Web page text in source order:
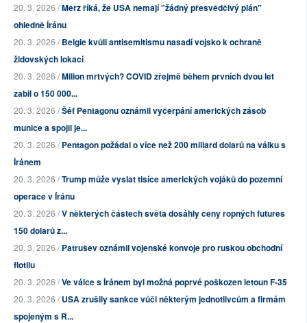
20. 3. 2026 /Merz říká, že USA nemají "žádný přesvědčivý plán"
ohledně Íránu
20. 3. 2026 /Belgie kvůli antisemitismu nasadí vojsko k ochraně
židovských lokací
20. 3. 2026 /Milion mrtvých? COVID zřejmě během prvních dvou let
zabil o 150 000...
20. 3. 2026 /Šéf Pentagonu oznámil vyčerpání amerických zásob
munice a spojil je...
20. 3. 2026 /Pentagon požádal o více než 200 miliard dolarů na válku s
Íránem
20. 3. 2026 /Trump může vyslat tisíce amerických vojáků do pozemní
operace v Íránu
20. 3. 2026 /V některých částech světa dosáhly ceny ropných futures
150 dolarů z...
20. 3. 2026 /Patrušev oznámil vojenské konvoje pro ruskou obchodní
flotilu
20. 3. 2026 /Ve válce s Íránem byl možná poprvé poškozen letoun F-35
20. 3. 2026 /USA zrušily sankce vůči některým jednotlivcům a firmám
spojeným s R...